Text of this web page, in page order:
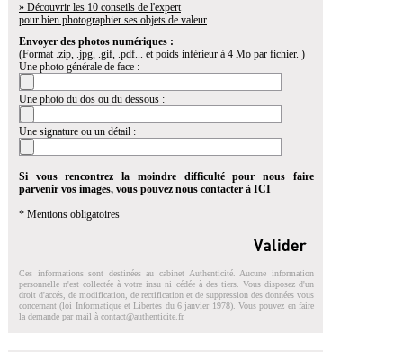
» Découvrir les 10 conseils de l'expert
pour bien photographier ses objets de valeur
Envoyer des photos numériques :
(Format .zip, .jpg, .gif, .pdf... et poids inférieur à 4 Mo par fichier. )
Une photo générale de face :
Une photo du dos ou du dessous :
Une signature ou un détail :
Si vous rencontrez la moindre difficulté pour nous faire
parvenir vos images, vous pouvez nous contacter à ICI
* Mentions obligatoires
Ces informations sont destinées au cabinet Authenticité. Aucune information
personnelle n'est collectée à votre insu ni cédée à des tiers. Vous disposez d'un
droit d'accés, de modification, de rectification et de suppression des données vous
concernant (loi Informatique et Libertés du 6 janvier 1978). Vous pouvez en faire
la demande par mail à contact@authenticite.fr.